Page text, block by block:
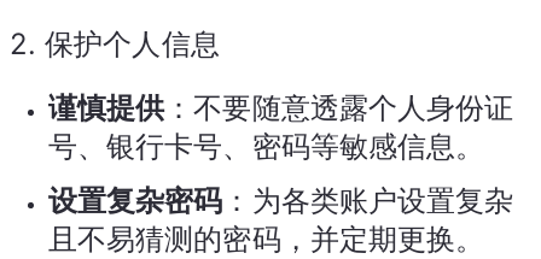
2.保护个人信息
谨慎提供：不要随意透露个人身份证
号、银行卡号、密码等敏感信息。
设置复杂密码 ：为各类账户设置复杂
且不易猜测的密码，并定期更换。